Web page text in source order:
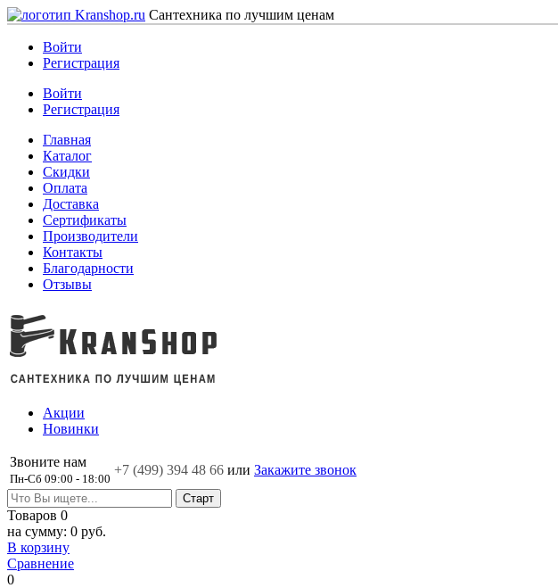
Сантехника по лучшим ценам
Войти
Регистрация
Войти
Регистрация
Главная
Каталог
Скидки
Оплата
Доставка
Сертификаты
Производители
Контакты
Благодарности
Отзывы
Акции
Новинки
Звоните нам
Пн-Сб 09:00 - 18:00
+7 (499) 394 48 66 или Закажите звонок
Товаров 0
на сумму: 0 руб.
В корзину
Сравнение
0